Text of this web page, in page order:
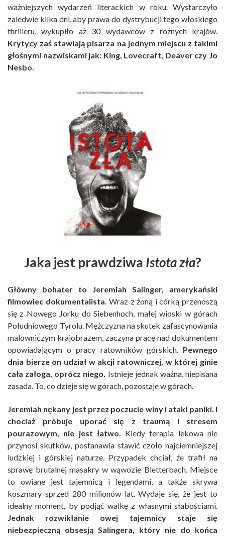
ważniejszych wydarzeń literackich w roku. Wystarczyło
zaledwie kilka dni, aby prawa do dystrybucji tego włoskiego
thrilleru, wykupiło aż 30 wydawców z różnych krajów.
Krytycy zaś stawiają pisarza na jednym miejscu z takimi
głośnymi nazwiskami jak: King, Lovecraft, Deaver czy Jo
Nesbo.
Jaka jest prawdziwa Istota zła?
Główny bohater to Jeremiah Salinger, amerykański
filmowiec dokumentalista. Wraz z żoną i córką przenoszą
się z Nowego Jorku do Siebenhoch, małej wioski w górach
Południowego Tyrolu. Mężczyzna na skutek zafascynowania
malowniczym krajobrazem, zaczyna pracę nad dokumentem
opowiadającym o pracy ratowników górskich. Pewnego
dnia bierze on udział w akcji ratowniczej, w której ginie
cała załoga, oprócz niego. Istnieje jednak ważna, niepisana
zasada. To, co dzieje się w górach, pozostaje w górach.
Jeremiah nękany jest przez poczucie winy i ataki paniki. I
chociaż próbuje uporać się z traumą i stresem
pourazowym, nie jest łatwo.
Kiedy terapia lekowa nie
przynosi skutków, postanawia stawić czoło najciemniejszej
ludzkiej i górskiej naturze. Przypadek chciał, że trafił na
sprawę brutalnej masakry w wąwozie Bletterbach. Miejsce
to owiane jest tajemnicą i legendami, a także skrywa
koszmary sprzed 280 milionów lat. Wydaje się, że jest to
idealny moment, by podjąć walkę z własnymi słabościami.
Jednak rozwikłanie owej tajemnicy staje się
niebezpieczną obsesją Salingera, który nie do końca